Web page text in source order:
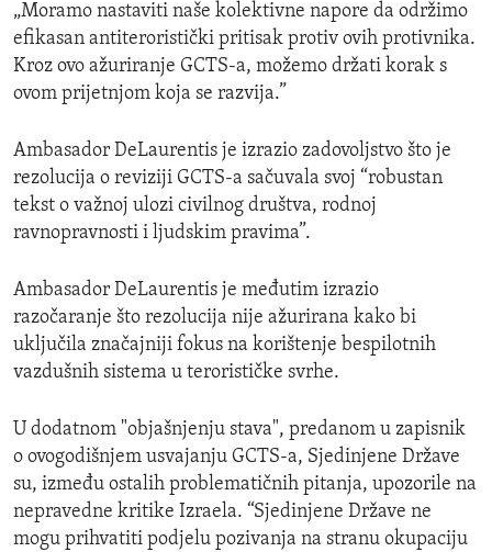
„Moramo nastaviti naše kolektivne napore da održimo
efikasan antiteroristički pritisak protiv ovih protivnika.
Kroz ovo ažuriranje GCTS-a, možemo držati korak s
ovom prijetnjom koja se razvija.”
Ambasador DeLaurentis je izrazio zadovoljstvo što je
rezolucija o reviziji GCTS-a sačuvala svoj “robustan
tekst o važnoj ulozi civilnog društva, rodnoj
ravnopravnosti i ljudskim pravima”.
Ambasador DeLaurentis je međutim izrazio
razočaranje što rezolucija nije ažurirana kako bi
uključila značajniji fokus na korištenje bespilotnih
vazdušnih sistema u terorističke svrhe.
U dodatnom "objašnjenju stava", predanom u zapisnik
o ovogodišnjem usvajanju GCTS-a, Sjedinjene Države
su, između ostalih problematičnih pitanja, upozorile na
nepravedne kritike Izraela. “Sjedinjene Države ne
mogu prihvatiti podjelu pozivanja na stranu okupaciju